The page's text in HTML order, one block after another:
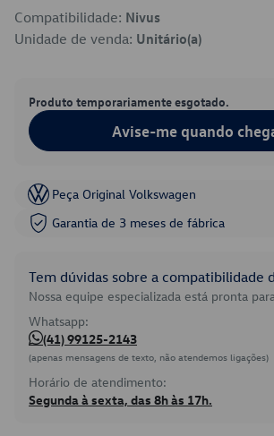
Compatibilidade: Nivus
Unidade de venda: Unitário(a)
Produto temporariamente esgotado.
Avise-me quando
Peça Original Volkswagen
Garantia de 3 meses de fábrica
Tem dúvidas sobre a compatibilidade
Nossa equipe especializada está pronta
Whatsapp:
(41) 99125-2143
(apenas mensagens de texto, não atendemos ligações)
Horário de atendimento:
Segunda à sexta, das 8h às 17h.